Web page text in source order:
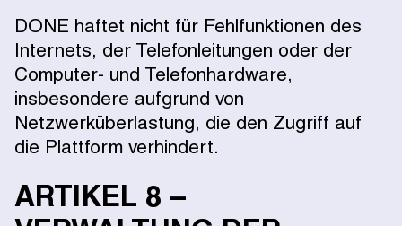
DONE haftet nicht für Fehlfunktionen des
Internets, der Telefonleitungen oder der
Computer- und Telefonhardware,
insbesondere aufgrund von
Netzwerküberlastung, die den Zugriff auf
die Plattform verhindert.
ARTIKEL 8 –